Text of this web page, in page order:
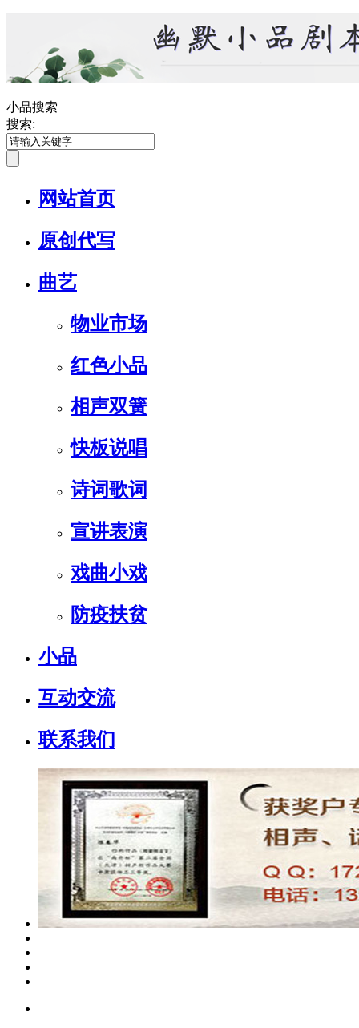
小品搜索
搜索:
网站首页
原创代写
曲艺
物业市场
红色小品
相声双簧
快板说唱
诗词歌词
宣讲表演
戏曲小戏
防疫扶贫
小品
互动交流
联系我们